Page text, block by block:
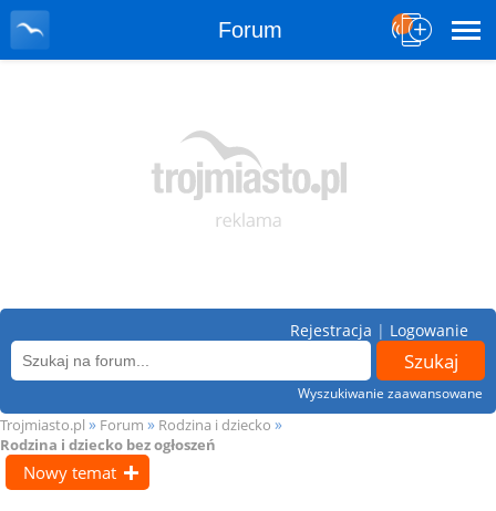
Forum
Wyszukiwanie zaawansowane
Rejestracja | Logowanie
Trojmiasto.pl » Forum » Rodzina i dziecko »
Rodzina i dziecko bez ogłoszeń
Nowy temat